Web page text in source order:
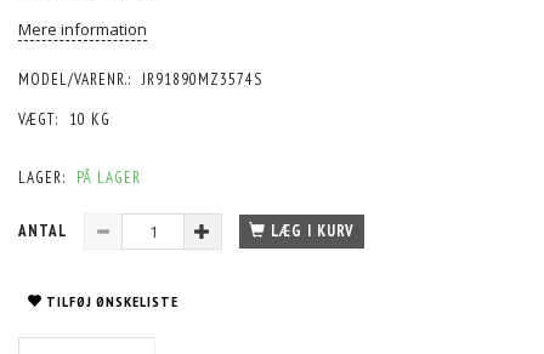
Mere information
MODEL/VARENR.: JR91890MZ3574S
VÆGT:
10 KG
LAGER: PÅ LAGER
ANTAL LÆG I KURV
TILFØJ ØNSKELISTE